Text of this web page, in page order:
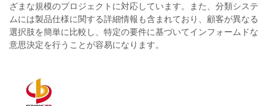
ざまな規模のプロジェクトに対応しています。また、分類システ
ムには製品仕様に関する詳細情報も含まれており、顧客が異なる
選択肢を簡単に比較し、特定の要件に基づいてインフォームドな
意思決定を行うことが容易になります。